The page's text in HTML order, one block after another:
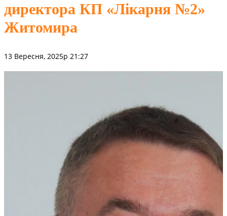
директора КП «Лікарня №2»
Житомира
13 Вересня, 2025р 21:27